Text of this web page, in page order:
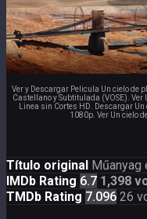
Ver y Descargar Pelicula Un cielo de
Castellano y Subtitulada (VOSE).
Linea sin Cortes HD. Descargar
1080p. Ver Un cielo
Título original Műanyag
IMDb Rating 6.7 1,398
TMDb Rating 7.096 26